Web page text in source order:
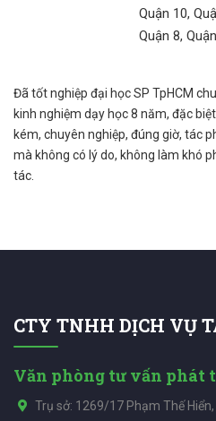
Quận 10,
Quận 8,
Đã tốt nghiệp đại học SP TpHCM
kinh nghiệm dạy học 8 năm, đặc
kém, chuyên nghiệp, đúng giờ, tác
mà không có lý do, không làm khó
tác.
CTY TNHH DỊCH VỤ
Văn phòng tư vấn phát
Trụ sở: 1269/17 Phạm Thế